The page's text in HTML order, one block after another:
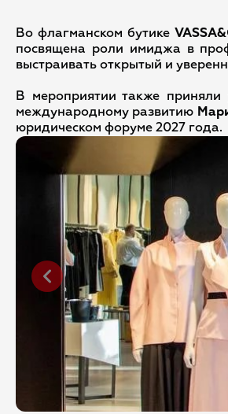
Во флагманском бутике
посвящена роли имиджа в
выстраивать открытый и
В мероприятии также
международному развитию
юридическом форуме 2027 года.